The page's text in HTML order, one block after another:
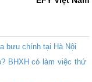
bưu chính tại Hà Nội
BHXH có làm việc thứ